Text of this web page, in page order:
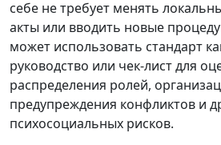
себе не требует менять
акты или вводить новые
может использовать стандарт
руководство или чек-лист для
распределения ролей,
предупреждения конфликтов и
психосоциальных рисков.